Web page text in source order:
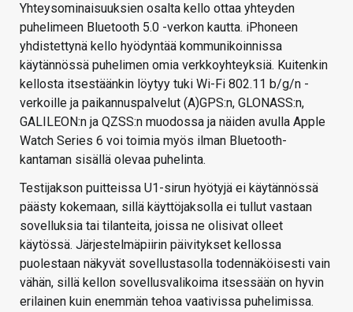
Yhteysominaisuuksien osalta kello ottaa yhteyden
puhelimeen Bluetooth 5.0 -verkon kautta. iPhoneen
yhdistettynä kello hyödyntää kommunikoinnissa
käytännössä puhelimen omia verkkoyhteyksiä. Kuitenkin
kellosta itsestäänkin löytyy tuki Wi-Fi 802.11 b/g/n -
verkoille ja paikannuspalvelut (A)GPS:n, GLONASS:n,
GALILEON:n ja QZSS:n muodossa ja näiden avulla Apple
Watch Series 6 voi toimia myös ilman Bluetooth-
kantaman sisällä olevaa puhelinta.
Testijakson puitteissa U1-sirun hyötyjä ei käytännössä
päästy kokemaan, sillä käyttöjaksolla ei tullut vastaan
sovelluksia tai tilanteita, joissa ne olisivat olleet
käytössä. Järjestelmäpiirin päivitykset kellossa
puolestaan näkyvät sovellustasolla todennäköisesti vain
vähän, sillä kellon sovellusvalikoima itsessään on hyvin
erilainen kuin enemmän tehoa vaativissa puhelimissa.